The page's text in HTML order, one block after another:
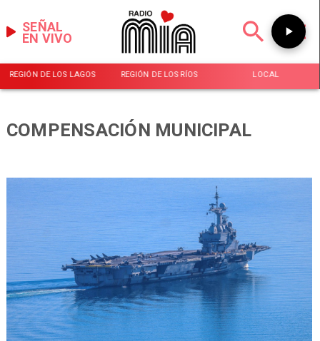
EN VIVO
SEÑAL
REGIÓN DE LOS LAGOS REGIÓN DE LOS RÍOS LOCAL
COMPENSACIÓN MUNICIPAL